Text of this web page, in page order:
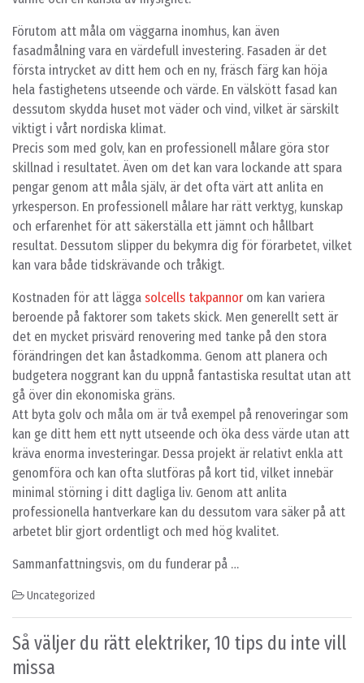
Förutom att måla om väggarna inomhus, kan även
fasadmålning vara en värdefull investering. Fasaden är det
första intrycket av ditt hem och en ny, fräsch färg kan höja
hela fastighetens utseende och värde. En välskött fasad kan
dessutom skydda huset mot väder och vind, vilket är särskilt
viktigt i vårt nordiska klimat.
Precis som med golv, kan en professionell målare göra stor
skillnad i resultatet. Även om det kan vara lockande att spara
pengar genom att måla själv, är det ofta värt att anlita en
yrkesperson. En professionell målare har rätt verktyg, kunskap
och erfarenhet för att säkerställa ett jämnt och hållbart
resultat. Dessutom slipper du bekymra dig för förarbetet, vilket
kan vara både tidskrävande och tråkigt.
Kostnaden för att lägga solcells takpannorom kan variera
beroende på faktorer som takets skick. Men generellt sett är
det en mycket prisvärd renovering med tanke på den stora
förändringen det kan åstadkomma. Genom att planera och
budgetera noggrant kan du uppnå fantastiska resultat utan att
gå över din ekonomiska gräns.
Att byta golv och måla om är två exempel på renoveringar som
kan ge ditt hem ett nytt utseende och öka dess värde utan att
kräva enorma investeringar. Dessa projekt är relativt enkla att
genomföra och kan ofta slutföras på kort tid, vilket innebär
minimal störning i ditt dagliga liv. Genom att anlita
professionella hantverkare kan du dessutom vara säker på att
arbetet blir gjort ordentligt och med hög kvalitet.
Sammanfattningsvis, om du funderar på …
Uncategorized
Så väljer du rätt elektriker, 10 tips du inte vill
missa